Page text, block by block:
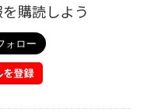
購読しよう